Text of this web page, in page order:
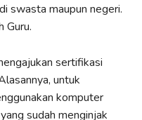
swasta maupun negeri.
Guru.
sertifikasi
untuk
komputer
sudah menginjak